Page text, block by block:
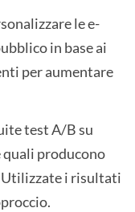
le e-
in base ai
per aumentare
test A/B su
producono
i risultati